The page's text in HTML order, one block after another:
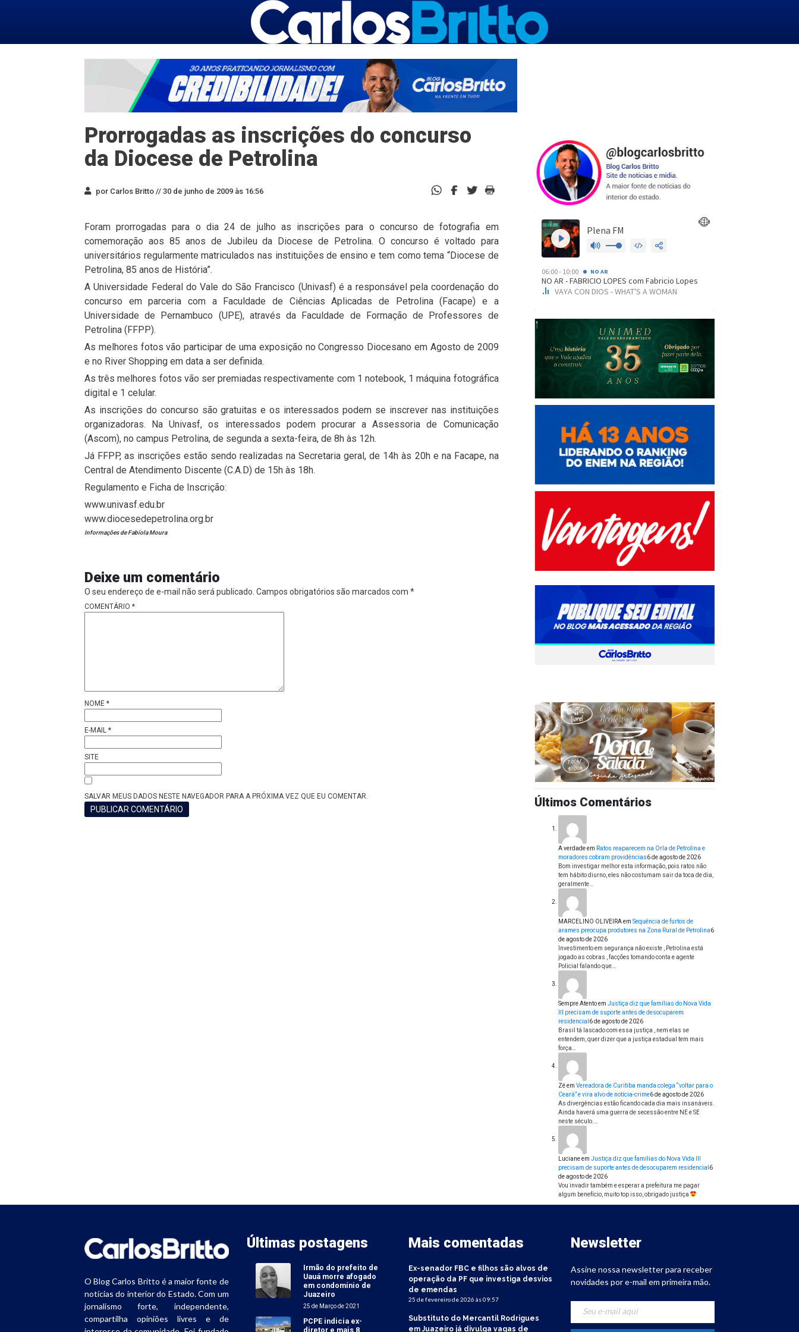
Prorrogadas as inscrições do concurso
da Diocese de Petrolina
por Carlos Britto // 30 de junho de 2009 às 16:56
Foram prorrogadas para o dia 24 de julho as inscrições para o concurso de fotografia em
comemoração aos 85 anos de Jubileu da Diocese de Petrolina. O concurso é voltado para
universitários regularmente matriculados nas instituições de ensino e tem como tema “Diocese de
Petrolina, 85 anos de História”.
A Universidade Federal do Vale do São Francisco (Univasf) é a responsável pela coordenação do
concurso em parceria com a Faculdade de Ciências Aplicadas de Petrolina (Facape) e a
Universidade de Pernambuco (UPE), através da Faculdade de Formação de Professores de
Petrolina (FFPP).
As melhores fotos vão participar de uma exposição no Congresso Diocesano em Agosto de 2009
e no River Shopping em data a ser definida.
As três melhores fotos vão ser premiadas respectivamente com 1 notebook, 1 máquina fotográfica
digital e 1 celular.
As inscrições do concurso são gratuitas e os interessados podem se inscrever nas instituições
organizadoras. Na Univasf, os interessados podem procurar a Assessoria de Comunicação
(Ascom), no campus Petrolina, de segunda a sexta-feira, de 8h às 12h.
Já FFPP, as inscrições estão sendo realizadas na Secretaria geral, de 14h às 20h e na Facape, na
Central de Atendimento Discente (C.A.D) de 15h às 18h.
Regulamento e Ficha de Inscrição:
www.univasf.edu.br
www.diocesedepetrolina.org.br
Informações de Fabíola Moura
Deixe um comentário
O seu endereço de e-mail não será publicado. Campos obrigatórios são marcados com *
COMENTÁRIO *
NOME *
E-MAIL *
SITE
SALVAR MEUS DADOS NESTE NAVEGADOR PARA A PRÓXIMA VEZ QUE EU COMENTAR. Últimos Comentários
A verdadeem Ratos reaparecem na Orla de Petrolina e
moradores cobram providências6 de agosto de 2026
Bom investigar melhor esta informação, pois ratos não
tem hábito diurno, eles não costumam sair da toca de dia,
geralmente…
MARCELINO OLIVEIRAem Sequência de furtos de
arames preocupa produtores na Zona Rural de Petrolina6
de agosto de 2026
Investimento em segurança não existe , Petrolina está
jogado as cobras , facções tomando conta e agente
Policial falando que…
Sempre Atentoem Justiça diz que famílias do Nova Vida
III precisam de suporte antes de desocuparem
residencial 6 de agosto de 2026
Brasil tá lascado com essa justiça , nem elas se
entendem, quer dizer que a justiça estadual tem mais
força…
Zéem Vereadora de Curitiba manda colega “voltar para o
Ceará” e vira alvo de notícia-crime6 de agosto de 2026
As divergências estão ficando cada dia mais insanáveis.
Ainda haverá uma guerra de secessão entre NE e SE
neste século.…
Lucianeem Justiça diz que famílias do Nova Vida III
precisam de suporte antes de desocuparem residencial 6
de agosto de 2026
Vou invadir também e esperar a prefeitura me pagar
algum benefício, muito top isso, obrigado justiça
O Blog Carlos Britto é a maior fonte de
notícias do interior do Estado. Com um
jornalismo forte, independente,
compartilha opiniões livres e de
Últimas postagens
Irmão do prefeito de
Uauá morre afogado
em condomínio de
Juazeiro
25 de Março de 2021
PCPE indicia ex-
diretor e mais 8
Mais comentadas
Ex-senador FBC e filhos são alvos de
operação da PF que investiga desvios
de emendas
25 de fevereiro de 2026 às 09:57
Substituto do Mercantil Rodrigues
em Juazeiro já divulga vagas de
Newsletter
Assine nossa newsletter para receber
novidades por e-mail em primeira mão.